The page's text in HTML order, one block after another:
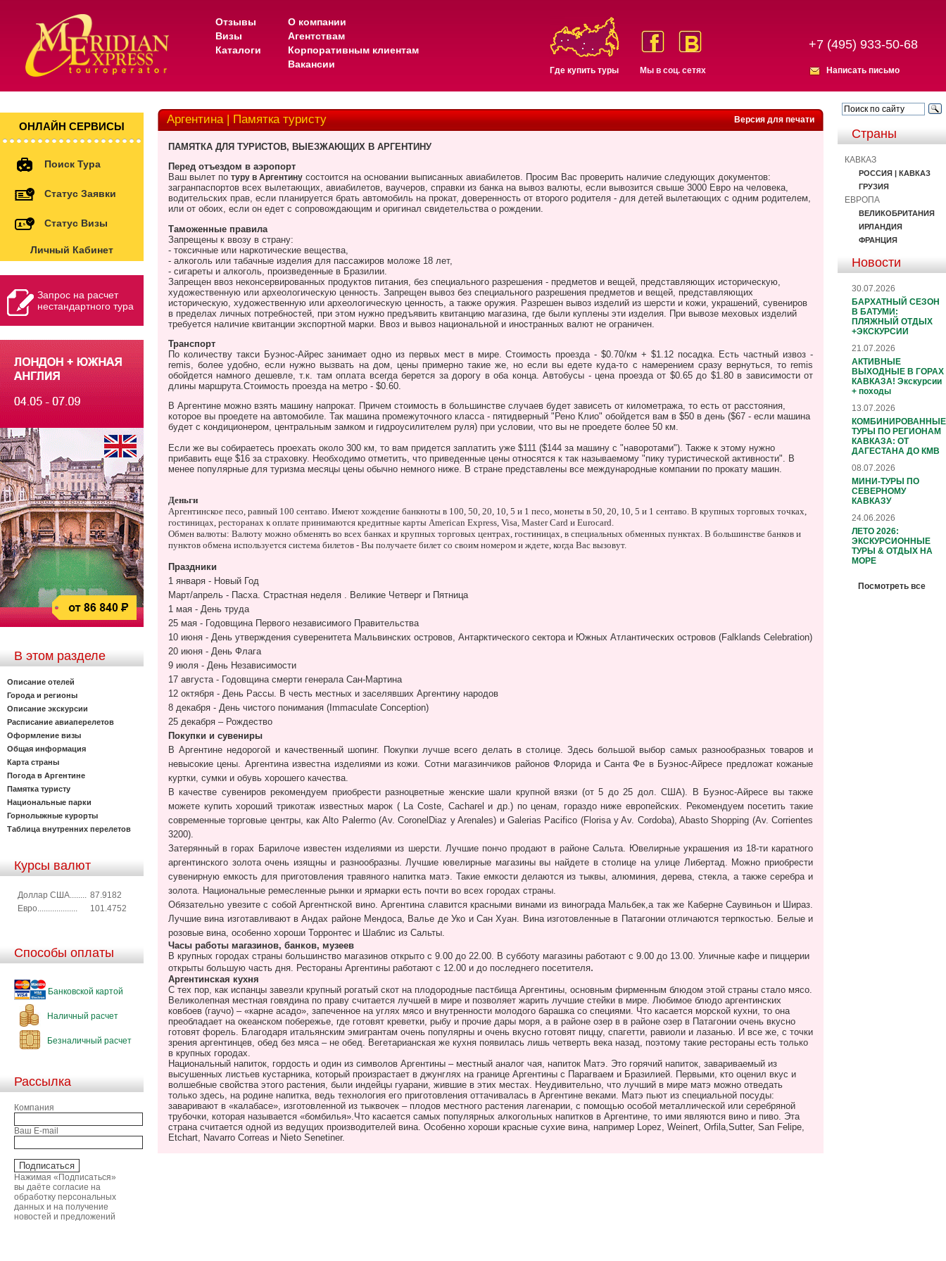
Отзывы
Визы
Каталоги
О компании
Агентствам
Корпоративным клиентам
Вакансии
Где купить туры Мы в соц. сетях
+7 (495) 933-50-68
Написать письмо
ОНЛАЙН СЕРВИСЫ
Поиск Тура
Статус Заявки
Статус Визы
Личный Кабинет
Запрос на расчет
нестандартного тура
В этом разделе
Описание отелей
Города и регионы
Описание экскурсии
Расписание авиаперелетов
Оформление визы
Общая информация
Карта страны
Погода в Аргентине
Памятка туристу
Национальные парки
Горнолыжные курорты
Таблица внутренних перелетов
Курсы валют
Доллар США........ 87.9182
Евро...................
101.4752
Способы оплаты
Банковской картой
Наличный расчет
Безналичный расчет
Рассылка
Компания
Ваш E-mail
Нажимая «Подписаться»
вы даёте согласие на
обработку персональных
данных и на получение
новостей и предложений
Версия для печати
Аргентина | Памятка туристу
ПАМЯТКА ДЛЯ ТУРИСТОВ, ВЫЕЗЖАЮЩИХ В АРГЕНТИНУ
Перед отъездом в аэропорт
Ваш вылет по туру в Аргентину состоится на основании выписанных авиабилетов. Просим Вас проверить наличие следующих документов:
загранпаспортов всех вылетающих, авиабилетов, ваучеров, справки из банка на вывоз валюты, если вывозится свыше 3000 Евро на человека,
водительских прав, если планируется брать автомобиль на прокат, доверенность от второго родителя - для детей вылетающих с одним родителем,
или от обоих, если он едет с сопровождающим и оригинал свидетельства о рождении.
Таможенные правила
Запрещены к ввозу в страну:
- токсичные или наркотические вещества,
- алкоголь или табачные изделия для пассажиров моложе 18 лет,
- сигареты и алкоголь, произведенные в Бразилии.
Запрещен ввоз неконсервированных продуктов питания, без специального разрешения - предметов и вещей, представляющих историческую,
художественную или археологическую ценность. Запрещен вывоз без специального разрешения предметов и вещей, представляющих
историческую, художественную или археологическую ценность, а также оружия. Разрешен вывоз изделий из шерсти и кожи, украшений, сувениров
в пределах личных потребностей, при этом нужно предъявить квитанцию магазина, где были куплены эти изделия. При вывозе меховых изделий
требуется наличие квитанции экспортной марки. Ввоз и вывоз национальной и иностранных валют не ограничен.
Транспорт
По количеству такси Буэнос-Айрес занимает одно из первых мест в мире. Стоимость проезда - $0.70/км + $1.12 посадка. Есть частный извоз -
remis, более удобно, если нужно вызвать на дом, цены примерно такие же, но если вы едете куда-то с намерением сразу вернуться, то remis
обойдется намного дешевле, т.к. там оплата всегда берется за дорогу в оба конца. Автобусы - цена проезда от $0.65 до $1.80 в зависимости от
длины маршрута.Стоимость проезда на метро - $0.60.
В Аргентине можно взять машину напрокат. Причем стоимость в большинстве случаев будет зависеть от километража, то есть от расстояния,
которое вы проедете на автомобиле. Так машина промежуточного класса - пятидверный "Рено Клио" обойдется вам в $50 в день ($67 - если машина
будет с кондиционером, центральным замком и гидроусилителем руля) при условии, что вы не проедете более 50 км.
Если же вы собираетесь проехать около 300 км, то вам придется заплатить уже $111 ($144 за машину с "наворотами"). Также к этому нужно
прибавить еще $16 за страховку. Необходимо отметить, что приведенные цены относятся к так называемому "пику туристической активности". В
менее популярные для туризма месяцы цены обычно немного ниже. В стране представлены все международные компании по прокату машин.
Деньги
Аргентинское песо, равный 100 сентаво. Имеют хождение банкноты в 100, 50, 20, 10, 5 и 1 песо, монеты в 50, 20, 10, 5 и 1 сентаво. В крупных торговых точках,
гостиницах, ресторанах к оплате принимаются кредитные карты American Express, Visa, Master Card и Eurocard.
Обмен валюты: Валюту можно обменять во всех банках и крупных торговых центрах, гостиницах, в специальных обменных пунктах. В большинстве банков и
пунктов обмена используется система билетов - Вы получаете билет со своим номером и ждете, когда Вас вызовут.
Праздники
1 января - Новый Год
Март/апрель - Пасха. Страстная неделя . Великие Четверг и Пятница
1 мая - День труда
25 мая - Годовщина Первого независимого Правительства
10 июня - День утверждения суверенитета Мальвинских островов, Антарктического сектора и Южных Атлантических островов (Falklands Celebration)
20 июня - День Флага
9 июля - День Независимости
17 августа - Годовщина смерти генерала Сан-Мартина
12 октября - День Рассы. В честь местных и заселявших Аргентину народов
8 декабря - День чистого понимания (Immaculate Conception)
25 декабря – Рождество
Покупки и сувениры
В Аргентине недорогой и качественный шопинг. Покупки лучше всего делать в столице. Здесь большой выбор самых разнообразных товаров и
невысокие цены. Аргентина известна изделиями из кожи. Сотни магазинчиков районов Флорида и Санта Фе в Буэнос-Айресе предложат кожаные
куртки, сумки и обувь хорошего качества.
В качестве сувениров рекомендуем приобрести разноцветные женские шали крупной вязки (от 5 до 25 дол. США). В Буэнос-Айресе вы также
можете купить хороший трикотаж известных марок (
La Coste , Cacharel и др.) по ценам, гораздо ниже европейских. Рекомендуем посетить такие
современные торговые центры, как Alto Palermo (Av.CoronelDiaz y Arenales) иGalerias Pacifico (Florisa y Av. Cordoba), Abasto Shopping (Av. Corrientes
3200).
Затерянный в горах Барилоче известен изделиями из шерсти. Лучшие пончо продают в районе Сальта. Ювелирные украшения из 18-ти каратного
аргентинского золота очень изящны и разнообразны. Лучшие ювелирные магазины вы найдете в столице на улице Либертад. Можно приобрести
сувенирную емкость для приготовления травяного напитка матэ. Такие емкости делаются из тыквы, алюминия, дерева, стекла, а также серебра и
золота. Национальные ремесленные рынки и ярмарки есть почти во всех городах страны.
Обязательно увезите с собой Аргентнской вино. Аргентина славится красными винами из винограда Мальбек,а так же Каберне Саувиньон и Шираз.
Лучшие вина изготавливают в Андах районе Мендоса, Валье де Уко и Сан Хуан. Вина изготовленные в Патагонии отличаются терпкостью. Белые и
розовые вина, особенно хороши Торронтес и Шаблис из Сальты.
Часы работы магазинов, банков, музеев
В крупных городах страны большинство магазинов открыто с 9.00 до 22.00. В субботу магазины работают с 9.00 до 13.00. Уличные кафе и пиццерии
открыты большую часть дня. Рестораны Аргентины работают с 12.00 и до последнего посетителя.
Аргентинская кухня
С тех пор, как испанцы завезли крупный рогатый скот на плодородные пастбища Аргентины, основным фирменным блюдом этой страны стало мясо.
Великолепная местная говядина по праву считается лучшей в мире и позволяет жарить лучшие стейки в мире. Любимое блюдо аргентинских
ковбоев (гаучо) – «карне асадо», запеченное на углях мясо и внутренности молодого барашка со специями. Что касается морской кухни, то она
преобладает на океанском побережье, где готовят креветки, рыбу и прочие дары моря, а в районе озер в в районе озер в Патагонии очень вкусно
готовят форель. Благодаря итальянским эмигрантам очень популярны и очень вкусно готовят пиццу, спагетти, равиоли и лазанью. И все же, с точки
зрения аргентинцев, обед без мяса – не обед. Вегетарианская же кухня появилась лишь четверть века назад, поэтому такие рестораны есть только
в крупных городах.
Национальный напиток, гордость и один из символов Аргентины – местный аналог чая, напиток Матэ. Это горячий напиток, завариваемый из
высушенных листьев кустарника, который произрастает в джунглях на границе Аргентины с Парагваем и Бразилией. Первыми, кто оценил вкус и
волшебные свойства этого растения, были индейцы гуарани, жившие в этих местах. Неудивительно, что лучший в мире матэ можно отведать
только здесь, на родине напитка, ведь технология его приготовления оттачивалась в Аргентине веками. Матэ пьют из специальной посуды:
заваривают в «калабасе», изготовленной из тыквочек – плодов местного растения лагенарии, с помощью особой металлической или серебряной
трубочки, которая называется «бомбилья».Что касается самых популярных алкогольных напитков в Аргентине, то ими являются вино и пиво. Эта
страна считается одной из ведущих производителей вина. Особенно хороши красные сухие вина, например Lopez, Weinert, Orfila,Sutter, San Felipe,
Etchart, Navarro Correas и Nieto Senetiner.
Страны
КАВКАЗ
РОССИЯ | КАВКАЗ
ГРУЗИЯ
ЕВРОПА
ВЕЛИКОБРИТАНИЯ
ИРЛАНДИЯ
ФРАНЦИЯ
Новости
30.07.2026
БАРХАТНЫЙ СЕЗОН
В БАТУМИ:
ПЛЯЖНЫЙ ОТДЫХ
+ЭКСКУРСИИ
21.07.2026
АКТИВНЫЕ
ВЫХОДНЫЕ В ГОРАХ
КАВКАЗА! Экскурсии
+ походы
13.07.2026
КОМБИНИРОВАННЫЕ
ТУРЫ ПО РЕГИОНАМ
КАВКАЗА: ОТ
ДАГЕСТАНА ДО КМВ
08.07.2026
МИНИ-ТУРЫ ПО
СЕВЕРНОМУ
КАВКАЗУ
24.06.2026
ЛЕТО 2026:
ЭКСКУРСИОННЫЕ
ТУРЫ & ОТДЫХ НА
МОРЕ
Посмотреть все